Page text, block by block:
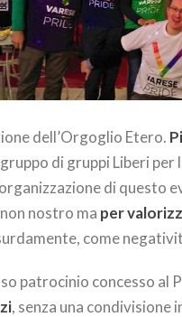
dell’Orgoglio Etero.
di gruppi Liberi per
di questo
nostro ma per
come
patrocinio concesso al
, senza una condivisione